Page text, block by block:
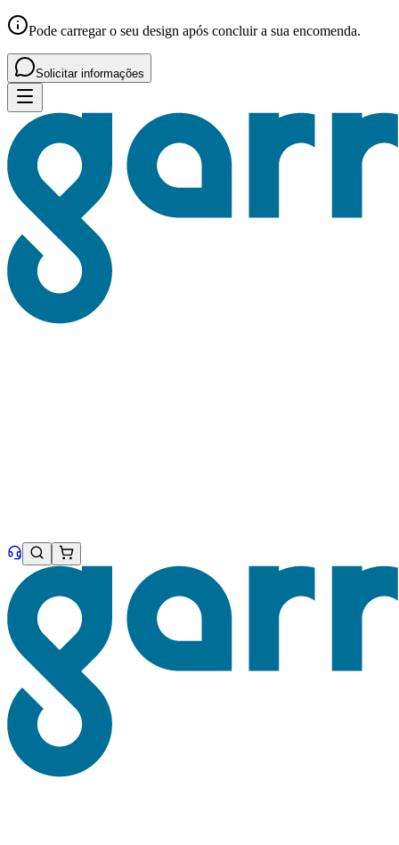
Pode carregar o seu design após concluir a sua encomenda.
Solicitar informações